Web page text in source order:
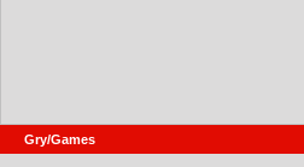
Gry/Games